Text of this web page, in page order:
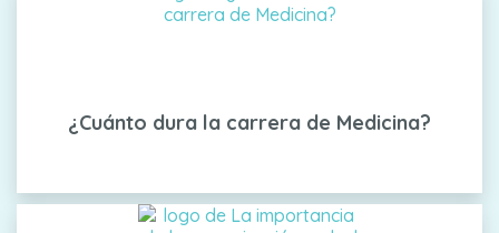
¿Cuánto dura la carrera de Medicina?